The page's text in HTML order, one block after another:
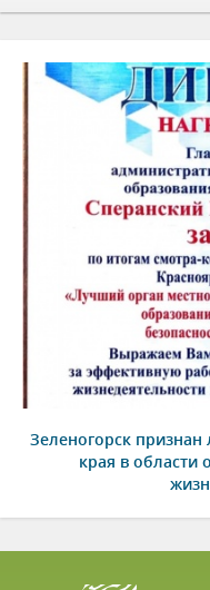
Зеленогорск
края в области